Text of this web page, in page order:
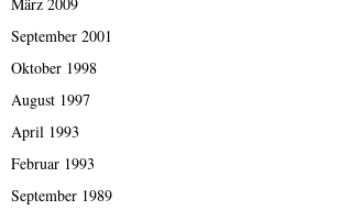
September 2001
Oktober 1998
August 1997
April 1993
Februar 1993
September 1989